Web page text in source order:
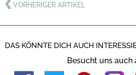
VORHERIGER ARTIKEL
DAS KÖNNTE DICH AUCH
Besucht uns auch